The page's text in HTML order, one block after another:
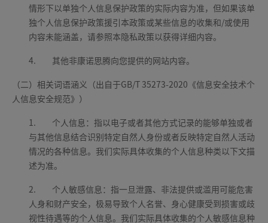
情形下以单独个人信息保护政策的实际内容为准，但如果该单
独个人信息保护政策援引本政策或某些信息的收集和/或使用
内容未能涵盖，请参照本隐私政策以获得详细内容。
4. 其他非康诺思腾向您提供的网站内容。
（二）相关词语涵义（出自于GB/T 35273-2020《信息安全技术个
人信息安全规范》）
1.
个人信息：指以电子或者其他方式记录的能够单独或者
与其他信息结合识别特定自然人身份或者反映特定自然人活动
情况的各种信息。我们实际具体收集的个人信息种类以下文描
述为准。
2.
个人敏感信息：指一旦泄露、非法提供或滥用可能危害
人身和财产安全，极易导致个人名誉、身心健康受到损害或歧
视性待遇等的个人信息。我们实际具体收集的个人敏感信息种